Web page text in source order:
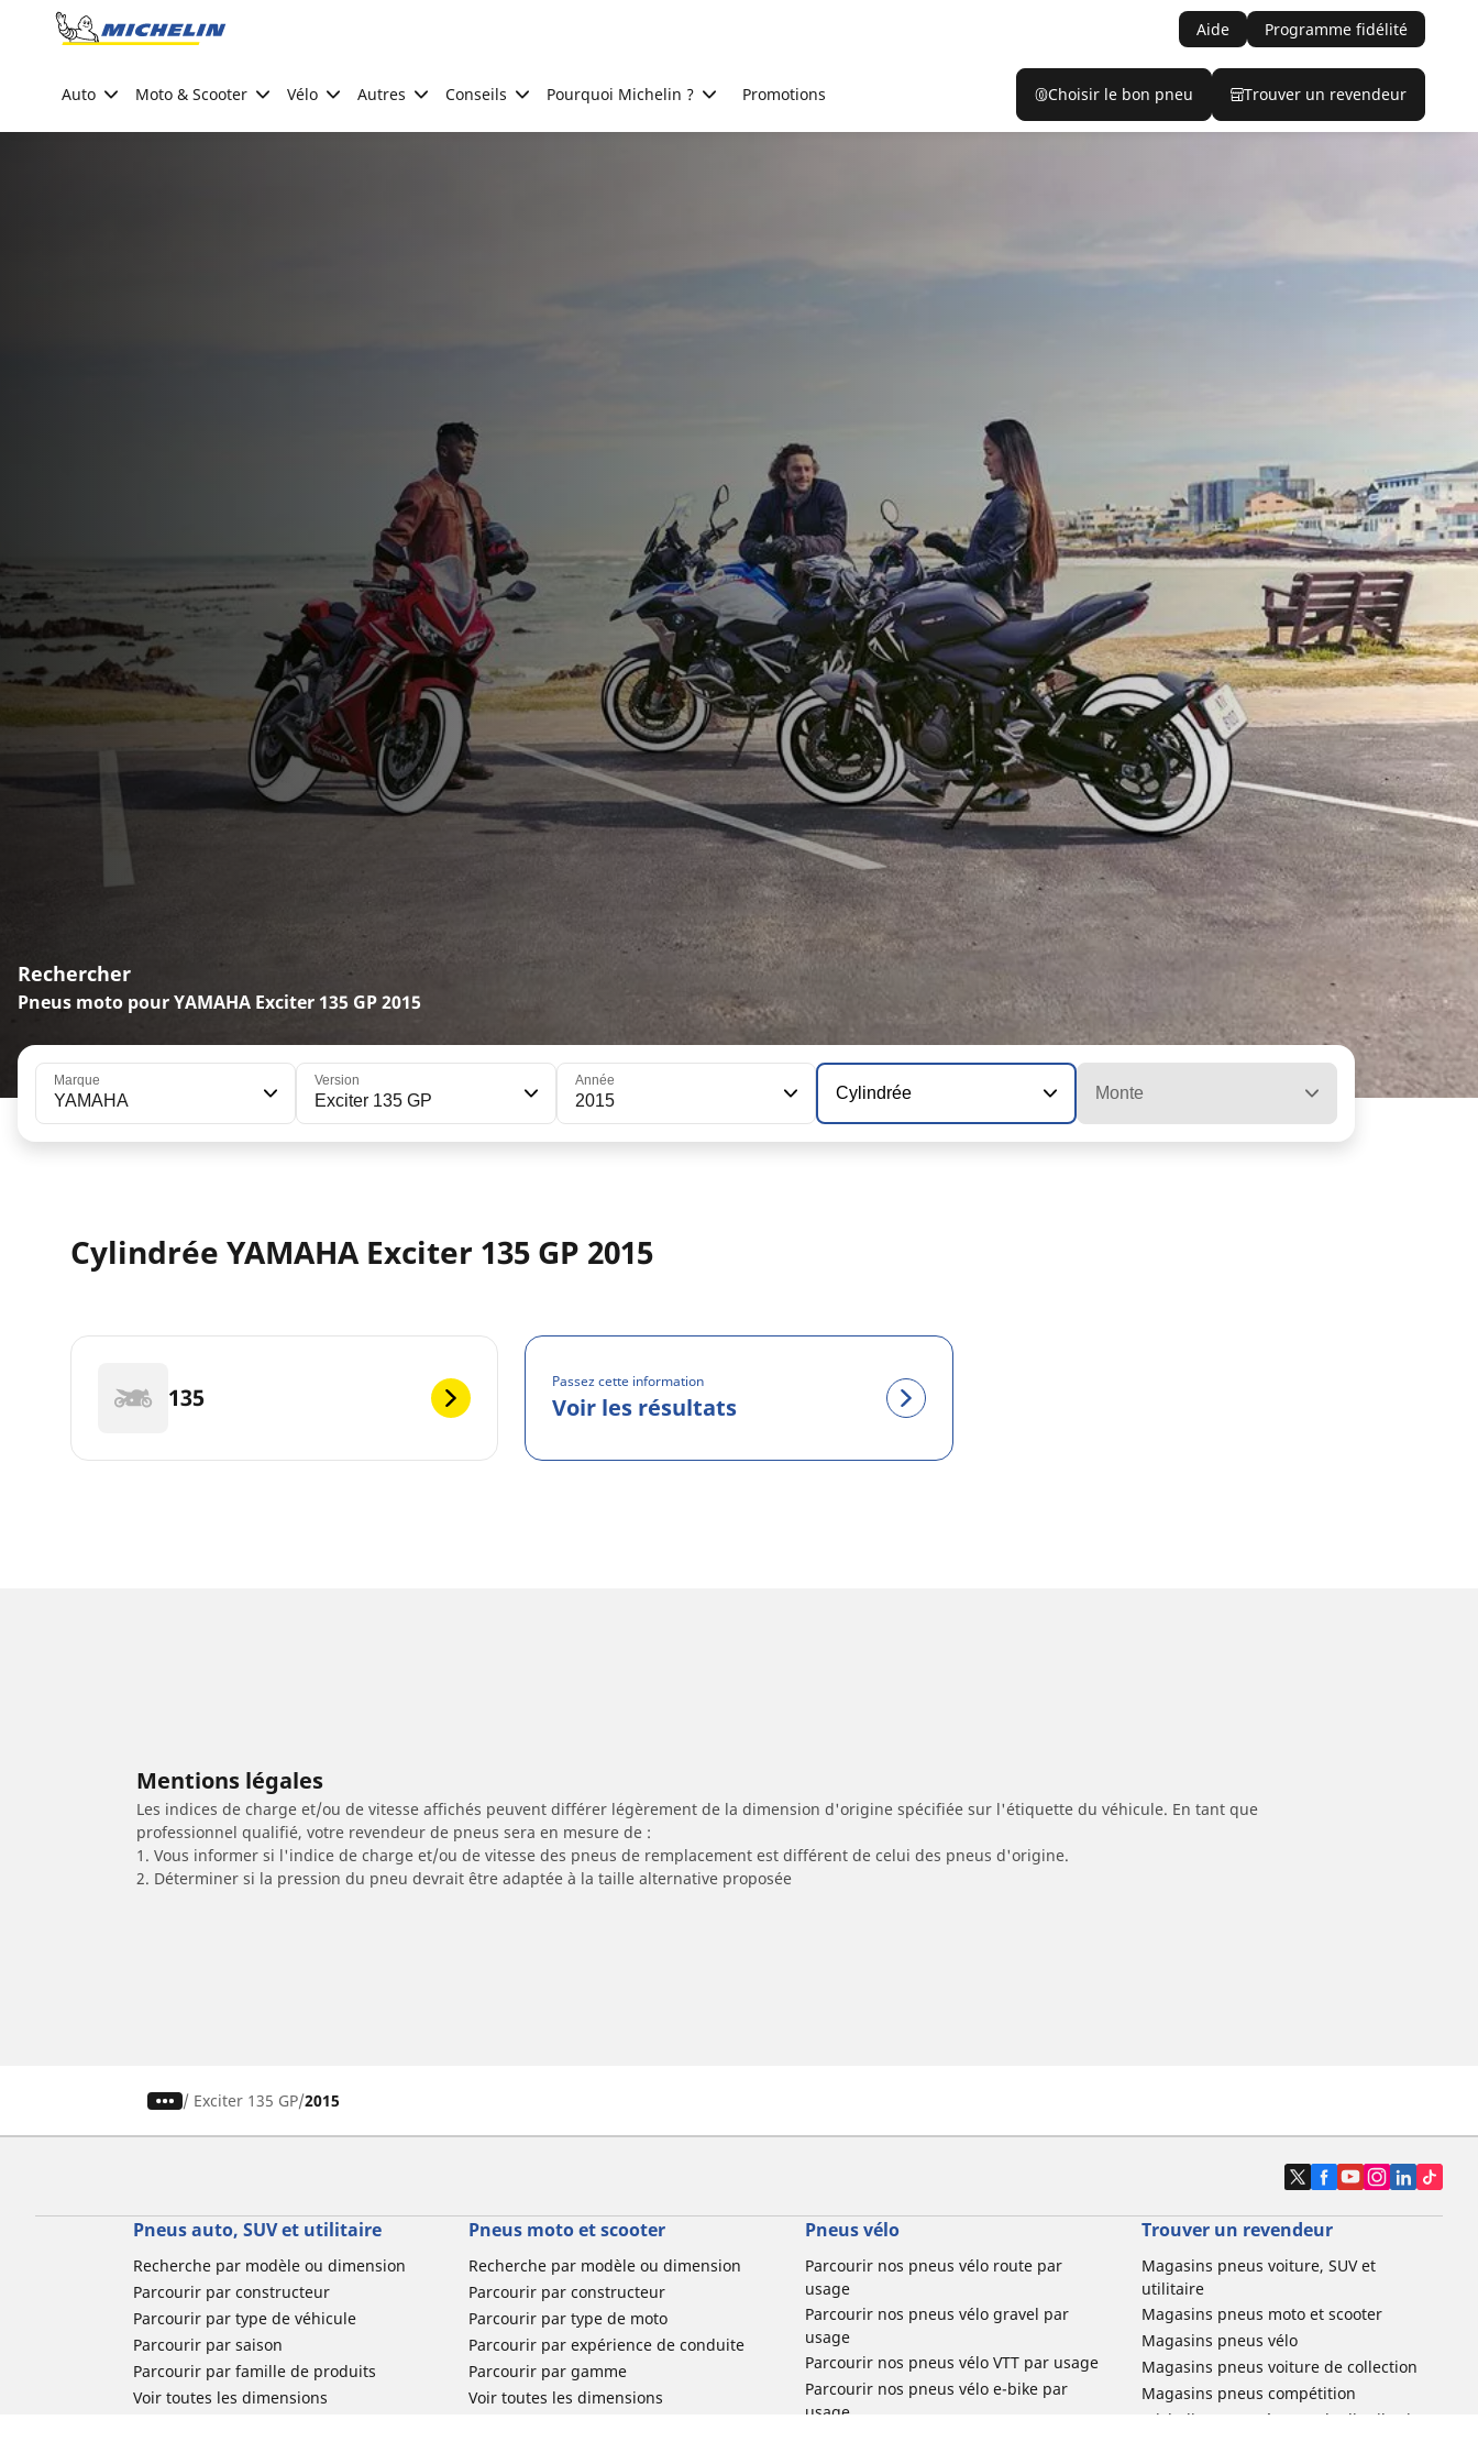
Go to page content
Aide Programme fidélité
Auto Moto & Scooter Vélo Autres Conseils Pourquoi Michelin ? Promotions Choisir le bon pneu Trouver un revendeur
Rechercher
Pneus moto pour YAMAHA Exciter 135 GP 2015
Marque
YAMAHA
Version
Exciter 135 GP
Année
2015 Cylindrée Monte
Cylindrée YAMAHA Exciter 135 GP 2015
135
Passez cette information
Voir les résultats
Mentions légales
Les indices de charge et/ou de vitesse affichés peuvent différer légèrement de la dimension d'origine spécifiée sur l'étiquette du véhicule. En tant que
professionnel qualifié, votre revendeur de pneus sera en mesure de :
1. Vous informer si l'indice de charge et/ou de vitesse des pneus de remplacement est différent de celui des pneus d'origine.
2. Déterminer si la pression du pneu devrait être adaptée à la taille alternative proposée
/ Exciter 135 GP 2015
Pneus auto, SUV et utilitaire
Recherche par modèle ou dimension
Parcourir par constructeur
Parcourir par type de véhicule
Parcourir par saison
Parcourir par famille de produits
Voir toutes les dimensions
Pneus moto et scooter
Recherche par modèle ou dimension
Parcourir par constructeur
Parcourir par type de moto
Parcourir par expérience de conduite
Parcourir par gamme
Voir toutes les dimensions
Pneus vélo
Parcourir nos pneus vélo route par
usage
Parcourir nos pneus vélo gravel par
usage
Parcourir nos pneus vélo VTT par usage
Parcourir nos pneus vélo e-bike par
usage
Trouver un revendeur
Magasins pneus voiture, SUV et
utilitaire
Magasins pneus moto et scooter
Magasins pneus vélo
Magasins pneus voiture de collection
Magasins pneus compétition
Michelin et ses réseaux de distribution